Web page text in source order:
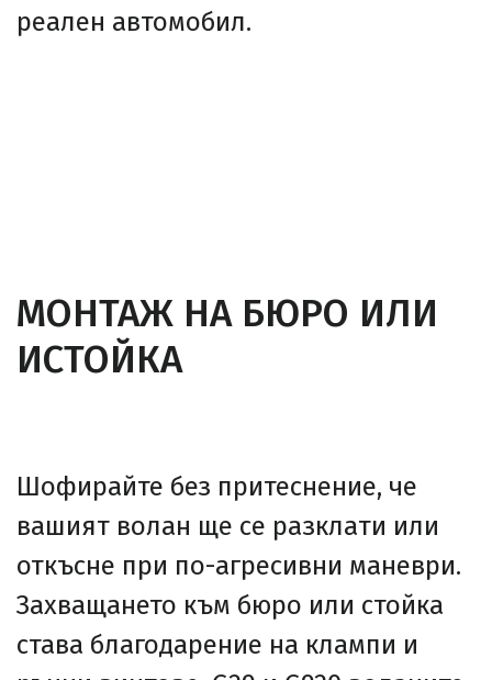
реален автомобил.
МОНТАЖ НА БЮРО ИЛИ
ИСТОЙКА
Шофирайте без притеснение, че
вашият волан ще се разклати или
откъсне при по-агресивни маневри.
Захващането към бюро или стойка
става благодарение на клампи и